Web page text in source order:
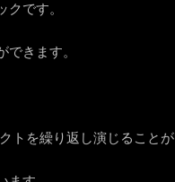
です。
きます。
トを繰り返し演じること